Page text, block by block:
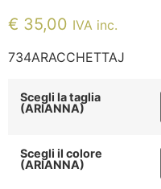
€ 35,00 IVA inc.
734ARACCHETTAJ
Scegli la taglia
(ARIANNA)
Scegli il colore
(ARIANNA)